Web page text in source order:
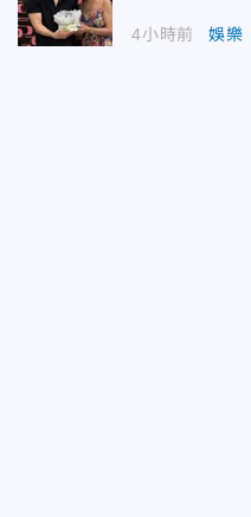
4小時前 娛樂